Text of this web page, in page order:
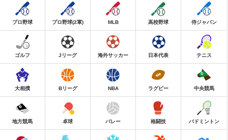
プロ野球 プロ野球(2軍) MLB 高校野球 侍ジャパン
ゴルフ Jリーグ 海外サッカー 日本代表 テニス
大相撲 Bリーグ NBA ラグビー 中央競馬
地方競馬 卓球 バレー 格闘技 バドミントン